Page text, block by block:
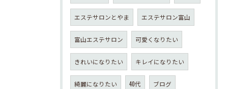
エステサロンとやま エステサロン富山
富山エステサロン 可愛くなりたい
きれいになりたい キレイになりたい
綺麗になりたい 40代 ブログ